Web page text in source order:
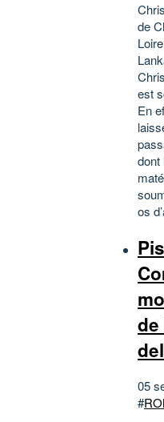
de
est
En
dont
os
de
05
#